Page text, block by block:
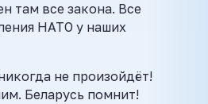
там все закона. Все
НАТО у наших
не произойдёт!
Беларусь помнит!